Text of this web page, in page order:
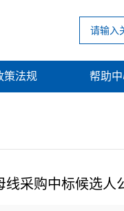
策法规 帮助
线采购中标候选人